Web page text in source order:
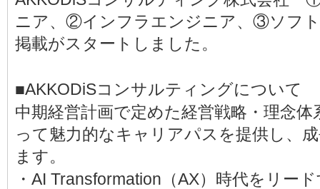
ニア、②インフラエンジニア、③ソフ
掲載がスタートしました。
■AKKODiSコンサルティングについて
中期経営計画で定めた経営戦略・理念
って魅力的なキャリアパスを提供し、
ます。
・AI Transformation（AX）時代をリー